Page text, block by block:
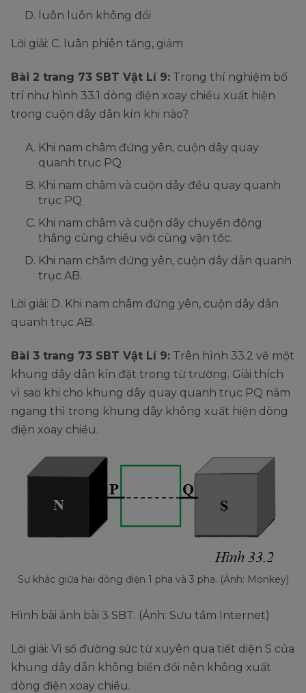
luôn luôn không đổi
Lời giải: C. luân phiên tăng, giảm
Bài 2 trang 73 SBT Vật Lí 9: Trong thí nghiệm bố
trí như hình 33.1 dòng điện xoay chiều xuất hiện
trong cuộn dây dẫn kín khi nào?
Khi nam châm đứng yên, cuộn dây quay
quanh trục PQ
Khi nam châm và cuộn dây đều quay quanh
trục PQ
Khi nam châm và cuộn dây chuyển động
thẳng cùng chiều với cùng vận tốc.
Khi nam châm đứng yên, cuộn dây dẫn quanh
trục AB.
Lời giải: D. Khi nam châm đứng yên, cuộn dây dẫn
quanh trục AB.
Bài 3 trang 73 SBT Vật Lí 9: Trên hình 33.2 vẽ một
khung dây dẫn kín đặt trong từ trường. Giải thích
vì sao khi cho khung dây quay quanh trục PQ nằm
ngang thì trong khung dây không xuất hiện dòng
điện xoay chiều.
Sự khác giữa hai dòng điện 1 pha và 3 pha. (Ảnh: Monkey)
Hình bài ảnh bài 3 SBT. (Ảnh: Sưu tầm Internet)
Lời giải: Vì số đường sức từ xuyên qua tiết diện S của
khung dây dẫn không biến đổi nên không xuất
dòng điện xoay chiều.